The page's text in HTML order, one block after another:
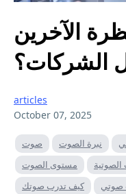
الآخرين
الشركات؟
articles
October 07, 2025
صوت نبرة الصوت
مستوى الصوت
الصوتية
كيف تدرب صوتك
صوتي